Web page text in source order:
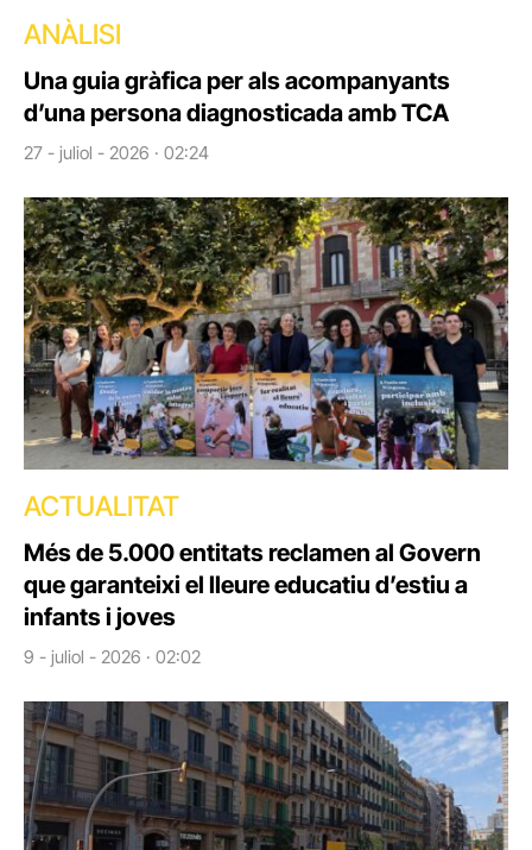
ANÀLISI
Una guia gràfica per als acompanyants
d’una persona diagnosticada amb TCA
27 - juliol - 2026 · 02:24
ACTUALITAT
Més de 5.000 entitats reclamen al Govern
que garanteixi el lleure educatiu d’estiu a
infants i joves
9 - juliol - 2026 · 02:02